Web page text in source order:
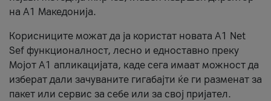
на А1 Македонија.
Корисниците можат да ја користат новата А1 Net
Sef функционалност, лесно и едноставно преку
Мојот А1 апликацијата, каде сега имаат можност да
изберат дали зачуваните гигабајти ќе ги разменат за
пакет или сервис за себе или за свој пријател.